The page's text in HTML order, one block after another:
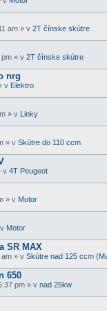
am » v 2T čínske skútre
pm » v 2T čínske skútre
nrg
v Elektro
» v Linky
» v Skútre do 110 ccm
v 4T Peugeot
» v Motor
Motor
SR MAX
am » v Skútre nad 125 ccm
650
pm » v nad 25kw